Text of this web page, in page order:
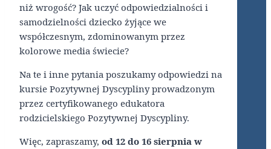
niż wrogość? Jak uczyć odpowiedzialności i
samodzielności dziecko żyjące we
współczesnym, zdominowanym przez
kolorowe media świecie?
Na te i inne pytania poszukamy odpowiedzi na
kursie Pozytywnej Dyscypliny prowadzonym
przez certyfikowanego edukatora
rodzicielskiego Pozytywnej Dyscypliny.
Więc, zapraszamy, od 12 do 16 sierpnia w